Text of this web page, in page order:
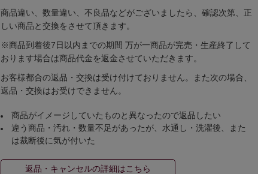
商品違い、数量違い、不良品などがございましたら、確認次第、正
しい商品と交換をさせて頂きます。
※商品到着後7日以内までの期間 万が一商品が完売・生産終了して
おります場合は商品代金を返金させていただきます。
お客様都合の返品・交換は受け付けておりません。また次の場合、
返品・交換はお受けできません。
商品がイメージしていたものと異なったので返品したい
違う商品・汚れ・数量不足があったが、水通し・洗濯後、また
は裁断後に気が付いた
返品・キャンセルの詳細はこちら